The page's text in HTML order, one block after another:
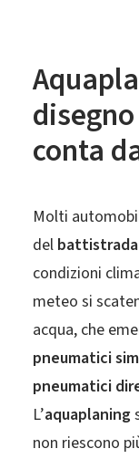
conta
Molti
del
condizioni
meteo si
acqua, che
pneumatici
pneumatici
L’aquaplaning
non riescono